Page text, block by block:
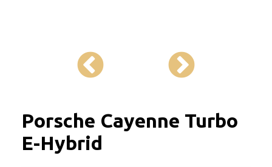
Porsche Cayenne Turbo
E-Hybrid